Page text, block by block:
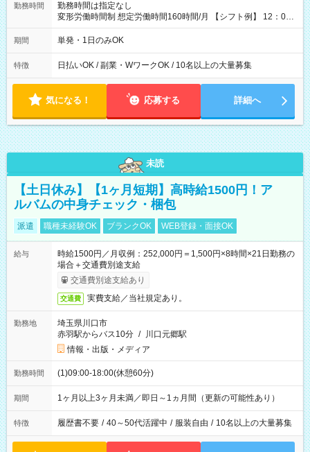
勤務時間
勤務時間は指定なし
変形労働時間制 想定労働時間160時間/月 【シフト例】 12：00
～22：00
期間 単発・1日のみOK
特徴 日払いOK / 副業・WワークOK / 10名以上の大量募集
気になる！ 応募する 詳細へ
未読
【土日休み】【1ヶ月短期】高時給1500円！ア
ルバムの中身チェック・梱包
派遣 職種未経験OK ブランクOK WEB登録・面接OK
給与
時給1500円／月収例：252,000円＝1,500円×8時間×21日勤務の
場合＋交通費別途支給
交通費別途支給あり
交通費 実費支給／当社規定あり。
勤務地
埼玉県川口市
赤羽駅からバス10分 / 川口元郷駅
情報・出版・メディア
勤務時間 (1)09:00-18:00(休憩60分)
期間 1ヶ月以上3ヶ月未満／即日～1ヵ月間（更新の可能性あり）
特徴 履歴書不要 / 40～50代活躍中 / 服装自由 / 10名以上の大量募集